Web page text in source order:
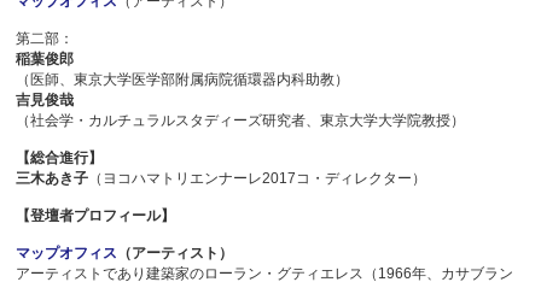
第二部：
稲葉俊郎
（医師、東京大学医学部附属病院循環器内科助教）
吉見俊哉
（社会学・カルチュラルスタディーズ研究者、東京大学大学院教授）
【総合進行】
三木あき子 （ヨコハマトリエンナーレ2017コ・ディレクター）
【登壇者プロフィール】
マップオフィス （アーティスト）
アーティストであり建築家のローラン・グティエレス（1966年、カサブラン